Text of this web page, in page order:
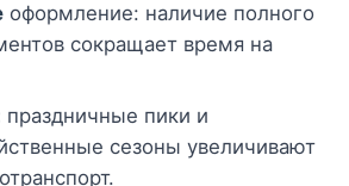
оформление: наличие полного
сокращает время на
праздничные пики и
сезоны увеличивают